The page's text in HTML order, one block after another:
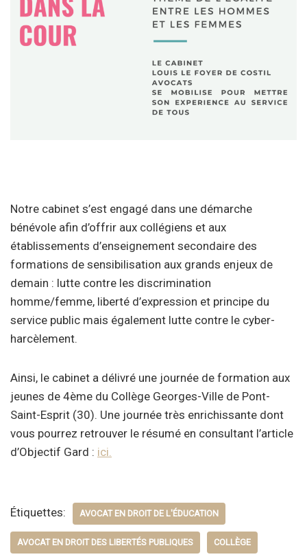
Notre cabinet s’est engagé dans une démarche
bénévole afin d’offrir aux collégiens et aux
établissements d’enseignement secondaire des
formations de sensibilisation aux grands enjeux de
demain : lutte contre les discrimination
homme/femme, liberté d’expression et principe du
service public mais également lutte contre le cyber-
harcèlement.
Ainsi, le cabinet a délivré une journée de formation aux
jeunes de 4ème du Collège Georges-Ville de Pont-
Saint-Esprit (30). Une journée très enrichissante dont
vous pourrez retrouver le résumé en consultant l’article
d’Objectif Gard : ici.
Étiquettes: AVOCAT EN DROIT DE L'ÉDUCATION
AVOCAT EN DROIT DES LIBERTÉS PUBLIQUES COLLÈGE